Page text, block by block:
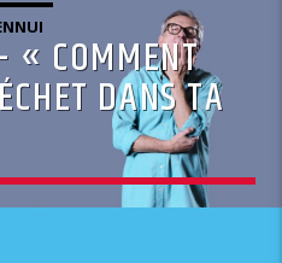
« COMMENT
DANS TA